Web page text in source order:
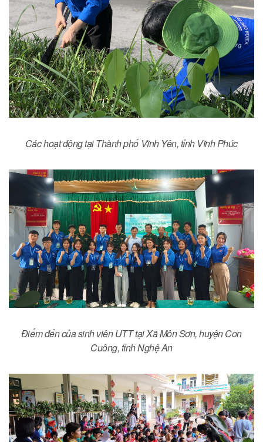
Các hoạt động tại Thành phố Vĩnh Yên, tỉnh Vĩnh Phúc
Điểm đến của sinh viên UTT tại Xã Môn Sơn, huyện Con
Cuông, tỉnh Nghệ An